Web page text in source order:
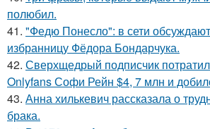
полюбил.
41. "Федю Понесло": в сети
избранницу Фёдора Бондарчука.
42. Сверхщедрый подписчик
Onlyfans Софи Рейн $4, 7 млн и
43. Анна хилькевич рассказала о
брака.